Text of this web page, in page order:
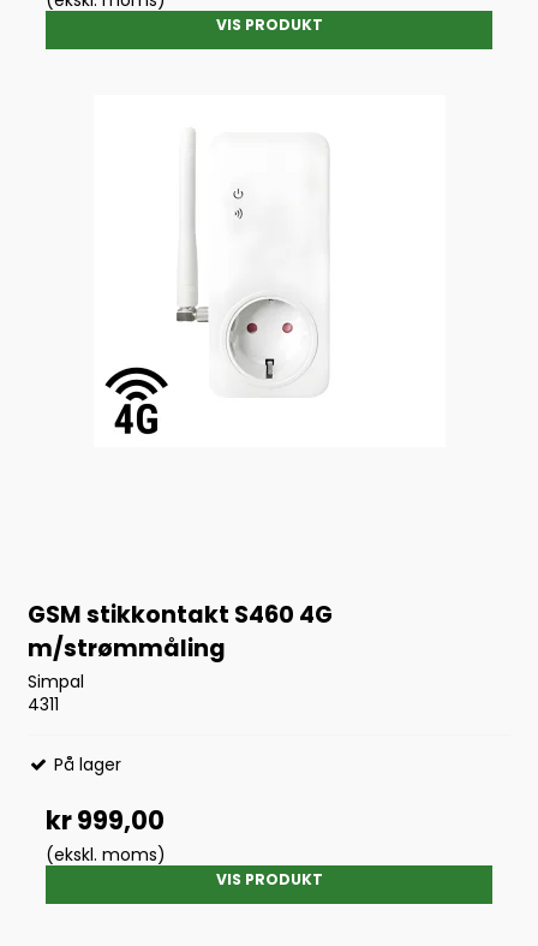
VIS PRODUKT
GSM stikkontakt S460 4G
m/strømmåling
Simpal
4311
På lager
kr 999,00
(ekskl. moms)
VIS PRODUKT